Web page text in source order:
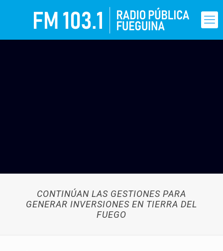
CONTINÚAN LAS GESTIONES PARA
GENERAR INVERSIONES EN TIERRA DEL
FUEGO